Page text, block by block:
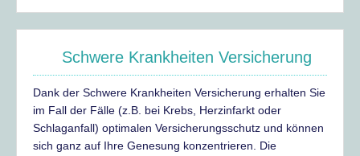
Schwere Krankheiten Versicherung
Dank der Schwere Krankheiten Versicherung erhalten Sie
im Fall der Fälle (z.B. bei Krebs, Herzinfarkt oder
Schlaganfall) optimalen Versicherungsschutz und können
sich ganz auf Ihre Genesung konzentrieren. Die